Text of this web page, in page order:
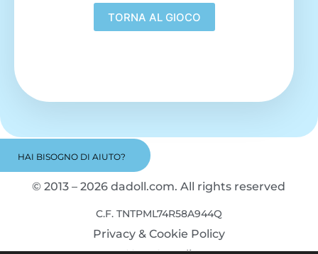
HAI BISOGNO DI AIUTO?
© 2013 – 2026 dadoll.com. All rights reserved
C.F. TNTPML74R58A944Q
Privacy & Cookie Policy